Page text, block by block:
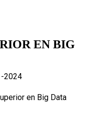
EN BIG
2024
en Big Data